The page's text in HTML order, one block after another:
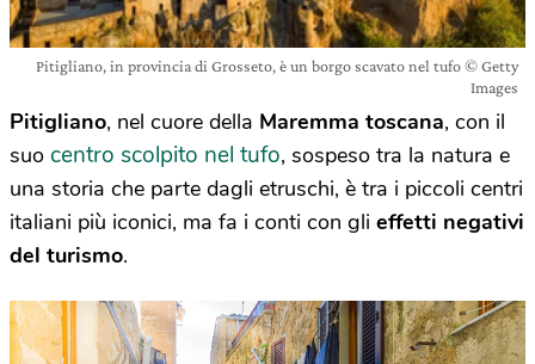
Pitigliano, in provincia di Grosseto, è un borgo scavato nel tufo © Getty
Images
Pitigliano, nel cuore della Maremma toscana, con il
suo centro scolpito nel tufo, sospeso tra la natura e
una storia che parte dagli etruschi, è tra i piccoli centri
italiani più iconici, ma fa i conti con gli effetti negativi
del turismo.